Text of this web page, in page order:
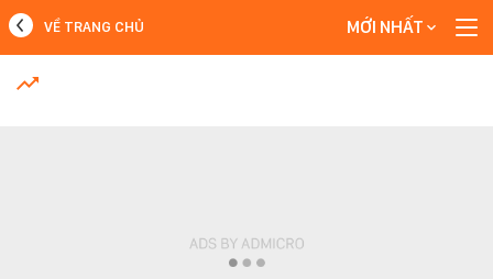
MỚI NHẤT
VỀ TRANG CHỦ MỚI NHẤT